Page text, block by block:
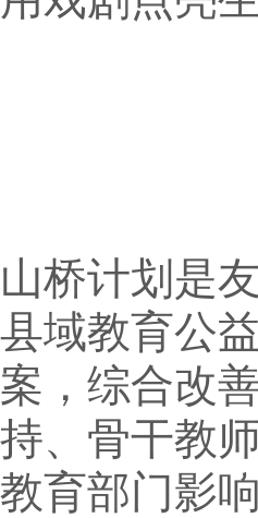
山桥计划是
县域教育公
案，综合改
持、骨干教
教育部门影